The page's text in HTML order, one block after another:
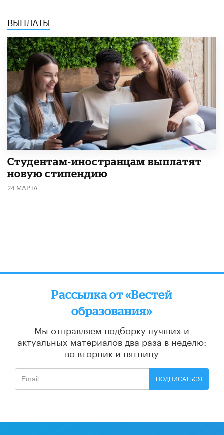
ВЫПЛАТЫ
Студентам-иностранцам выплатят
новую стипендию
24 МАРТА
Рассылка от «Вестей
образования»
Мы отправляем подборку лучших и
актуальных материалов два раза в неделю:
во вторник и пятницу
ПОДПИСАТЬСЯ